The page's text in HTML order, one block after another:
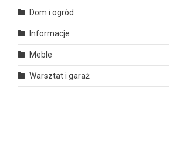
Dom i ogród
Informacje
Meble
Warsztat i garaż